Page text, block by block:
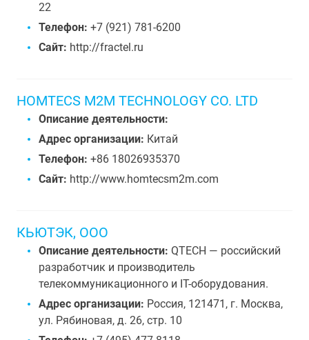
22
Телефон: +7 (921) 781-6200
Сайт: http://fractel.ru
HOMTECS M2M TECHNOLOGY CO. LTD
Описание деятельности:
Адрес организации: Китай
Телефон: +86 18026935370
Сайт: http://www.homtecsm2m.com
КЬЮТЭК, ООО
Описание деятельности: QTECH — российский
разработчик и производитель
телекоммуникационного и IT-оборудования.
Адрес организации: Россия, 121471, г. Москва,
ул. Рябиновая, д. 26, стр. 10